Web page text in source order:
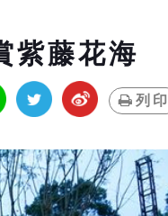
紫藤花海
列印